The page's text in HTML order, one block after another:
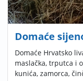
Domaće
Domaće Hrvatsko
maslačka, trputca i
kunića, zamorca,